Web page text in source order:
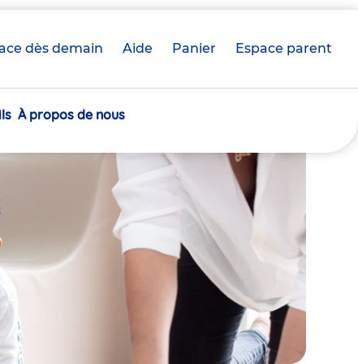
dès demain Aide Panier crèche(s)
Espace parent
À propos de nous